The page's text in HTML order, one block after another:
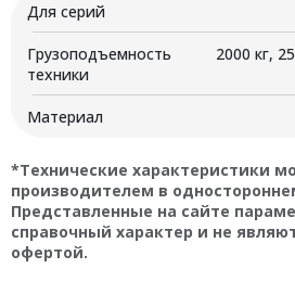
CPQD
г/
п
2000-
кг
Для серий
Грузоподъемность
техники
2000 кг,
Материал
*Технические характеристики
производителем в
Представленные на сайте
справочный характер и не
офертой.